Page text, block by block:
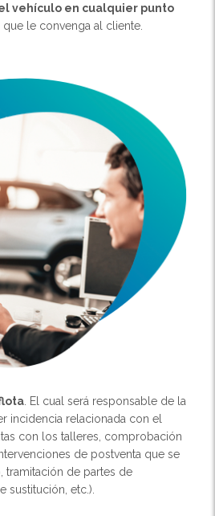
vehículo en cualquier punto
que le convenga al cliente.
. El cual será responsable de la
incidencia relacionada con el
con los talleres, comprobación
de postventa que se
tramitación de partes de
sustitución, etc.).